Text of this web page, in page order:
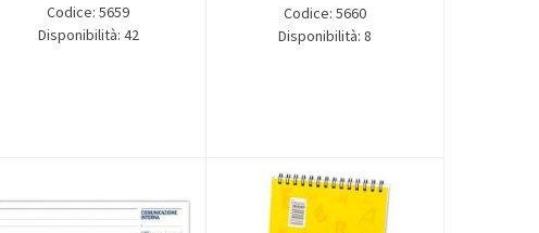
Codice: 5659
Disponibilità: 42
Codice: 5660
Disponibilità: 8